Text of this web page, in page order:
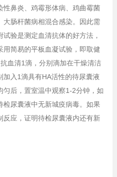
鼻炎、鸡霉形体病、鸡曲霉菌
肠杆菌病相混合感染。因此需
验是测定血清抗体的好方法，
简易的平板血凝试验，即取健
血清1滴，分别滴加在干燥清洁
入1滴具有HA活性的待尿囊液
后，置室温中观察1-2分钟，如
尿囊液中无新城疫病毒。如果
应，证明待检尿囊液内还有新